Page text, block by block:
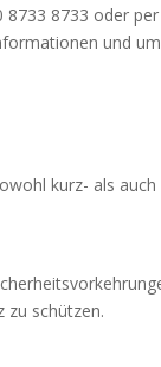
8733 oder per
und um
kurz- als auch
zu schützen.